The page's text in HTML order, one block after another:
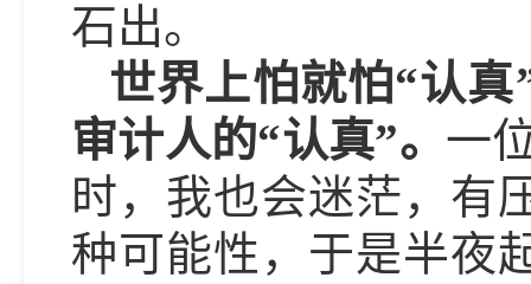
石出。
世界上怕就怕“认
审计人的“认真”。 一
时，我也会迷茫，有
种可能性，于是半夜